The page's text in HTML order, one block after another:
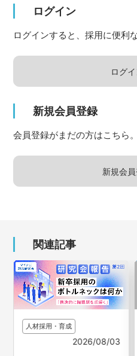
ログイン
ログインすると、採用に便利
ログ
新規会員登録
会員登録がまだの方はこちら。
新規会
関連記事
調査・データ
2026/07/29